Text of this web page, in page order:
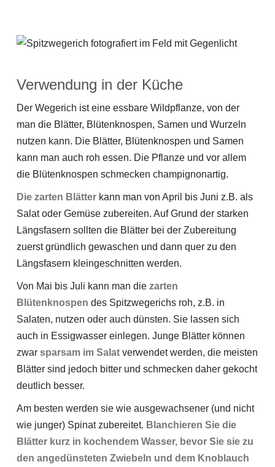
Verwendung in der Küche
Der Wegerich ist eine essbare Wildpflanze, von der
man die Blätter, Blütenknospen, Samen und Wurzeln
nutzen kann. Die Blätter, Blütenknospen und Samen
kann man auch roh essen. Die Pflanze und vor allem
die Blütenknospen schmecken champignonartig.
Die zarten Blätter kann man von April bis Juni z.B. als
Salat oder Gemüse zubereiten. Auf Grund der starken
Längsfasern sollten die Blätter bei der Zubereitung
zuerst gründlich gewaschen und dann quer zu den
Längsfasern kleingeschnitten werden.
Von Mai bis Juli kann man die zarten
Blütenknospen des Spitzwegerichs roh, z.B. in
Salaten, nutzen oder auch dünsten. Sie lassen sich
auch in Essigwasser einlegen. Junge Blätter können
zwar sparsam im Salat verwendet werden, die meisten
Blätter sind jedoch bitter und schmecken daher gekocht
deutlich besser.
Am besten werden sie wie ausgewachsener (und nicht
wie junger) Spinat zubereitet. Blanchieren Sie die
Blätter kurz in kochendem Wasser, bevor Sie sie zu
den angedünsteten Zwiebeln und dem Knoblauch